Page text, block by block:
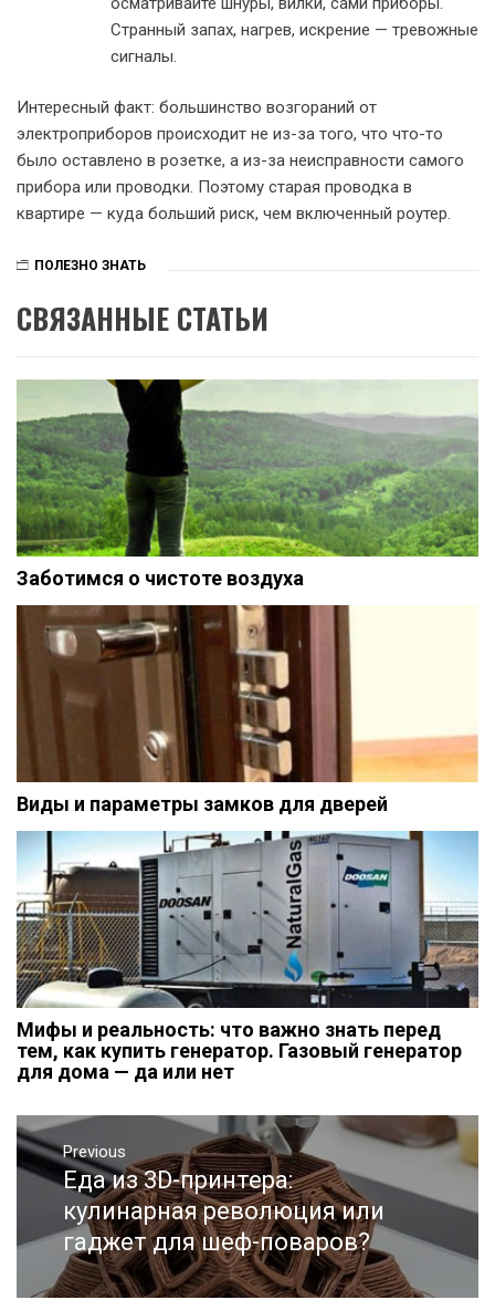
Странный запах, нагрев, искрение — тревожные
сигналы.
Интересный факт: большинство возгораний от
электроприборов происходит не из-за того, что что-то
было оставлено в розетке, а из-за неисправности самого
прибора или проводки. Поэтому старая проводка в
квартире — куда больший риск, чем включенный роутер.
ПОЛЕЗНО ЗНАТЬ
СВЯЗАННЫЕ СТАТЬИ
Заботимся о чистоте воздуха
Виды и параметры замков для дверей
Мифы и реальность: что важно знать перед
тем, как купить генератор. Газовый генератор
для дома — да или нет
Навигация
по
записям
Previous
Previous
post:
Еда из 3D-принтера:
кулинарная революция или
гаджет для шеф-поваров?